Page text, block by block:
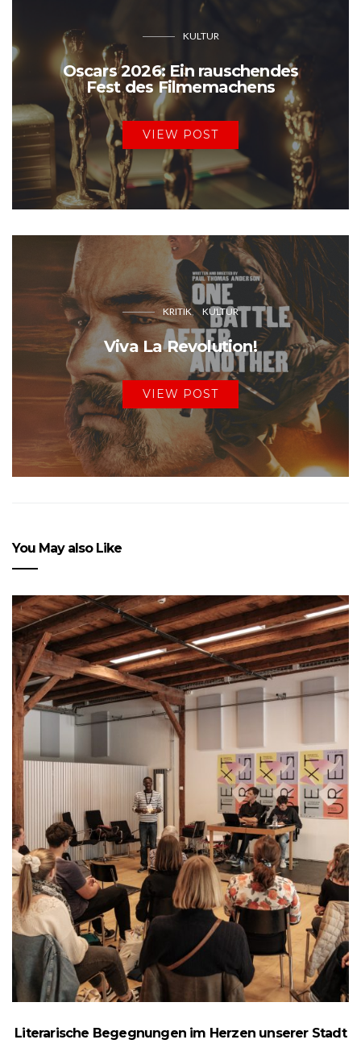
KULTUR
Oscars 2026: Ein rauschendes
Fest des Filmemachens
VIEW POST
KRITIK KULTUR
Viva La Revolution!
VIEW POST
You May also Like
Literarische Begegnungen im Herzen unserer Stadt